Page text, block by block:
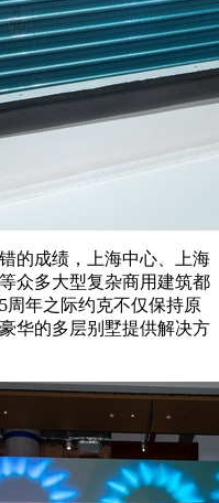
的成绩，上海中心、上海
众多大型复杂商用建筑都
周年之际约克不仅保持原
华的多层别墅提供解决方